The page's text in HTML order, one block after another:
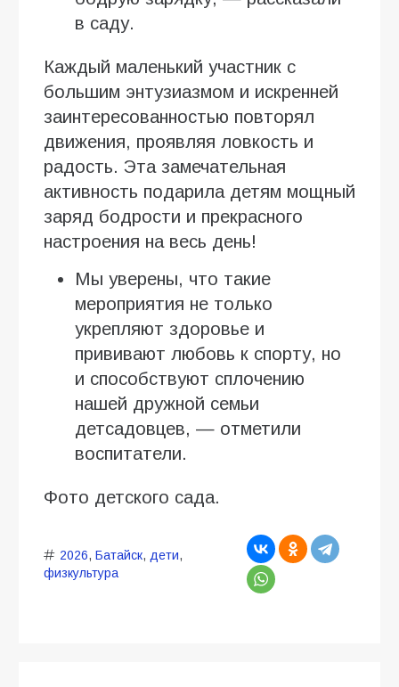
в саду.
Каждый маленький участник с
большим энтузиазмом и искренней
заинтересованностью повторял
движения, проявляя ловкость и
радость. Эта замечательная
активность подарила детям мощный
заряд бодрости и прекрасного
настроения на весь день!
Мы уверены, что такие
мероприятия не только
укрепляют здоровье и
прививают любовь к спорту, но
и способствуют сплочению
нашей дружной семьи
детсадовцев, — отметили
воспитатели.
Фото детского сада.
2026, Батайск, дети,
физкультура